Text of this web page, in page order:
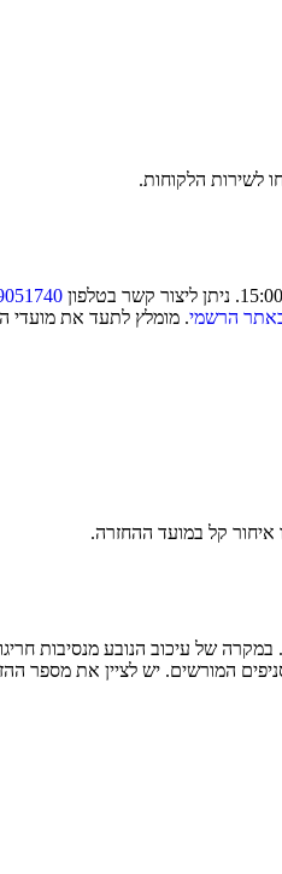
לשירות הלקוחות.
באתר הרשמי. מומלץ לתעד את מועדי
איחור קל במועד ההחזרה.
שימוש והם באריזתם המקורית. במקרה של עיכוב
המורשים. יש לציין את מספר